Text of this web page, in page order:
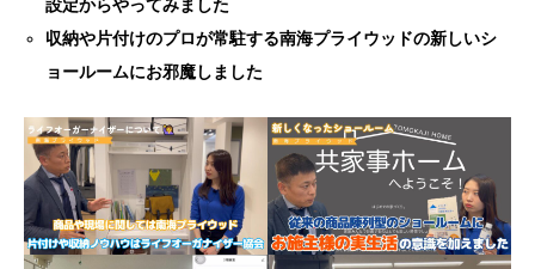
設定からやってみました
収納や片付けのプロが常駐する南海プライウッドの新しいシ
ョールームにお邪魔しました